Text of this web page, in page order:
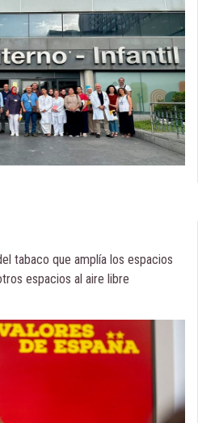
tabaco que amplía los espacios
espacios al aire libre